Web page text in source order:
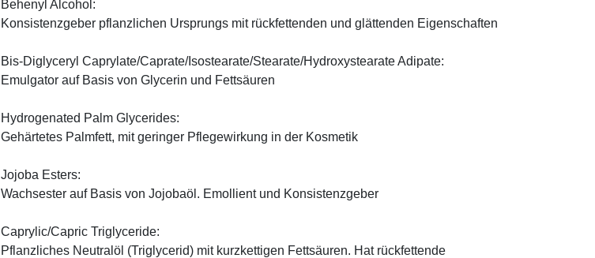
Behenyl Alcohol:
Konsistenzgeber pflanzlichen Ursprungs mit rückfettenden und glättenden Eigenschaften
Bis-Diglyceryl Caprylate/Caprate/Isostearate/Stearate/Hydroxystearate Adipate:
Emulgator auf Basis von Glycerin und Fettsäuren
Hydrogenated Palm Glycerides:
Gehärtetes Palmfett, mit geringer Pflegewirkung in der Kosmetik
Jojoba Esters:
Wachsester auf Basis von Jojobaöl. Emollient und Konsistenzgeber
Caprylic/Capric Triglyceride:
Pflanzliches Neutralöl (Triglycerid) mit kurzkettigen Fettsäuren. Hat rückfettende